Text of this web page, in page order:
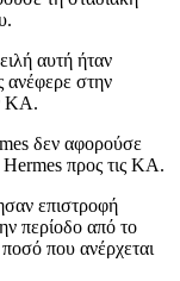
αυτή ήταν
ανέφερε στην
ΚΑ.
δεν αφορούσε
Hermes προς τις ΚΑ.
επιστροφή
περίοδο από το
που ανέρχεται